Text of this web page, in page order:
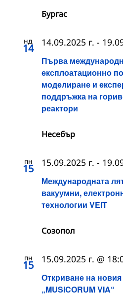
Бургас
нд
14
Първа
експлоатационно
моделиране и
поддръжка на
реактори
14.09.2025 г. -
Несебър
пн
15
Международната
вакуумни,
технологии VEIT
15.09.2025 г. -
Созопол
пн
15
Откриване на
„MUSICORUM VIA“
15.09.2025 г. @